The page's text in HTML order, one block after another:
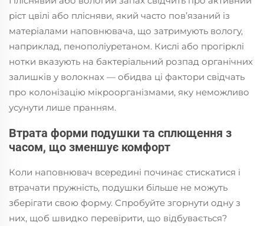
ріст цвілі або плісняви, який часто пов’язаний із
матеріалами наповнювача, що затримують вологу,
наприклад, пенополіуретаном. Кислі або прогірклі
нотки вказують на бактеріальний розпад органічних
залишків у волокнах — обидва ці фактори свідчать
про колонізацію мікроорганізмами, яку неможливо
усунути лише пранням.
Втрата форми подушки та сплющення з
часом, що зменшує комфорт
Коли наповнювач всередині починає стискатися і
втрачати пружність, подушки більше не можуть
зберігати свою форму. Спробуйте згорнути одну з
них, щоб швидко перевірити, що відбувається?